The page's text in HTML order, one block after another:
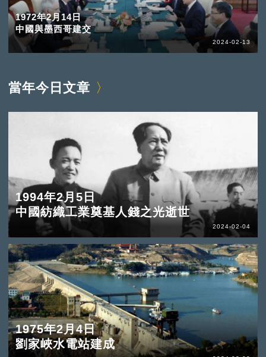
1972年2月14日
中國與墨西哥建交
2024-02-13
當年今日文章
1994年2月5日
中國紡織工業奠基人錢之光逝世
2024-02-04
1975年2月4日
劉家峽水電站建成